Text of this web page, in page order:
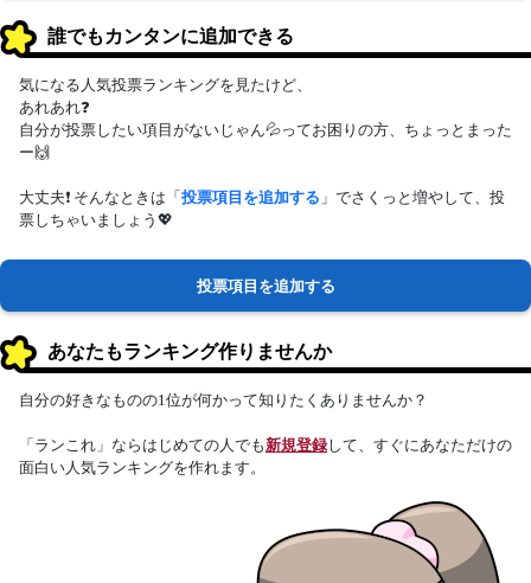
誰でもカンタンに追加できる
気になる人気投票ランキングを見たけど、
あれあれ❓
自分が投票したい項目がないじゃん💦ってお困りの方、ちょっとまった
ー🙌
大丈夫❗ そんなときは「 投票項目を追加する 」でさくっと増やして、投
票しちゃいましょう💖
投票項目を追加する
あなたもランキング作りませんか
自分の好きなものの1位が何かって知りたくありませんか？
「ランこれ」ならはじめての人でも新規登録して、すぐにあなただけの
面白い人気ランキングを作れます。